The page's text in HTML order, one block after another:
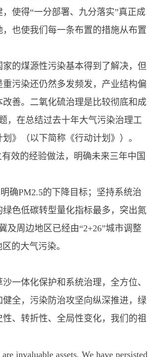
使得“一分部署、九分落实”真正成
也使我们每一条布置的措施从布置
的煤源性污染基本得到了解决，但
污染还仍然多发频发，产业结构偏
善。二氧化硫治理是比较彻底和成
，在总结过去十年大气污染治理工
》（以下简称《行动计划》）。
效的经验做法，明确未来三年中国
确PM2.5的下降目标；坚持系统治
色低碳转型量化指标最多，突出氮
及周边地区已经由“2+26”城市调整
的大气污染。
一体化保护和系统治理，全方位、
全，污染防治攻坚向纵深推进，绿
、转折性、全局性变化，我们的祖
invaluable assets. We have persisted